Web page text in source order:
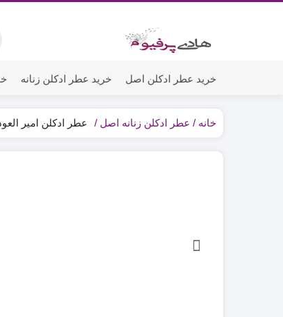
خرید عطر ادکلن اصل خرید عطر ادکلن زنانه
خانه عطر ادکلن زنانه اصل عطر ادکلن امیر